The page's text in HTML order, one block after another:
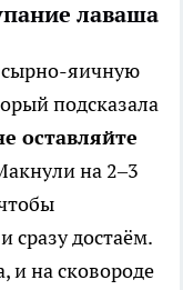
лаваша
яичную
подсказала
оставляйте
на 2–3
сразу достаём.
и на сковороде